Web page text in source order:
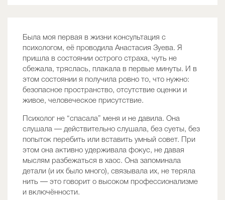
Была моя первая в жизни консультация с
психологом, её проводила Анастасия Зуева. Я
пришла в состоянии острого страха, чуть не
сбежала, тряслась, плакала в первые минуты. И в
этом состоянии я получила ровно то, что нужно:
безопасное пространство, отсутствие оценки и
живое, человеческое присутствие.
Психолог не “спасала” меня и не давила. Она
слушала — действительно слушала, без суеты, без
попыток перебить или вставить умный совет. При
этом она активно удерживала фокус, не давая
мыслям разбежаться в хаос. Она запоминала
детали (и их было много), связывала их, не теряла
нить — это говорит о высоком профессионализме
и включённости.